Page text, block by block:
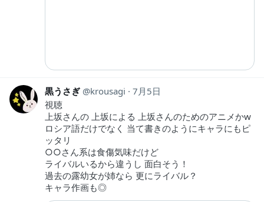
黒うさぎ krousagi
7月5日
視聴
上坂さんの 上坂による 上坂さんのためのアニメかw
ロシア語だけでなく 当て書きのようにキャラにもピ
ッタリ
○○さん系は食傷気味だけど
ライバルいるから違うし 面白そう！
過去の露幼女が姉なら 更にライバル？
キャラ作画も◎